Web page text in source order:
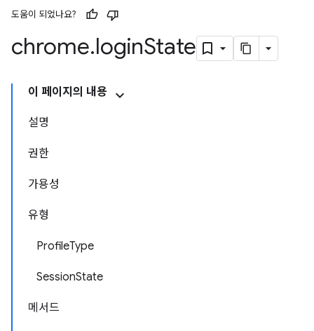
도움이 되었나요?
chrome.loginState
이 페이지의 내용
설명
권한
가용성
유형
ProfileType
SessionState
메서드